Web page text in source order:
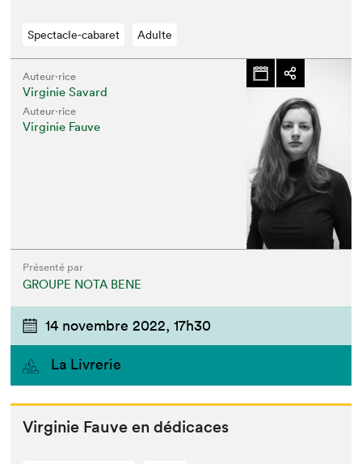
Spectacle-cabaret Adulte
Auteur·rice
Virginie Savard
Auteur·rice
Virginie Fauve
Présenté par
GROUPE NOTA BENE
14 novembre 2022, 17h30
La Livrerie
Vir­ginie Fauve en dédicaces